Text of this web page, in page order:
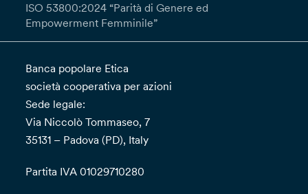
ISO 53800:2024 “Parità di Genere ed
Empowerment Femminile”
Banca popolare Etica
società cooperativa per azioni
Sede legale:
Via Niccolò Tommaseo, 7
35131 – Padova (PD), Italy
Partita IVA 01029710280